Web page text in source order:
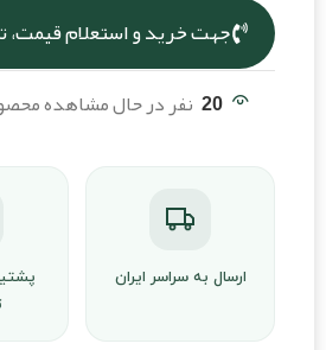
جهت خرید و استعلام قیمت،
20 نفر در حال مشاهده
ارسال به سراسر ایران